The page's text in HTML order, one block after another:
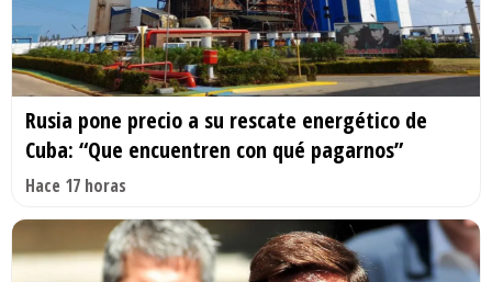
Rusia pone precio a su rescate energético de
Cuba: “Que encuentren con qué pagarnos”
Hace 17 horas